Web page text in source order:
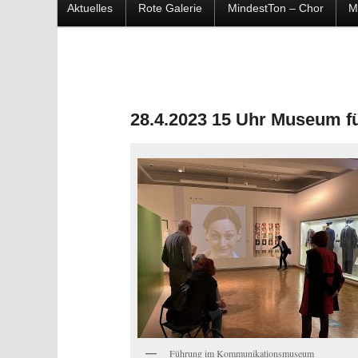
Zum
Zum
Aktuelles Rote Galerie MindestTon – Chor
28.4.2023 15 Uhr Museum
Führung im Kommunikationsmuseum